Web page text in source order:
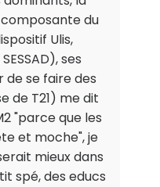
du
Ulis,
ses
se faire des
de T21) me dit
"parce que les
et moche", je
mieux dans
spé, des educs